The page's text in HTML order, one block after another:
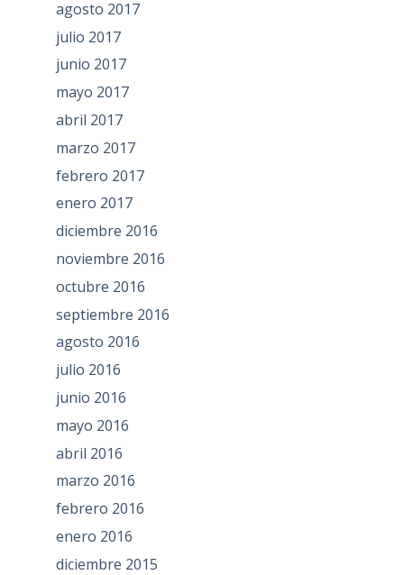
agosto 2017
julio 2017
junio 2017
mayo 2017
abril 2017
marzo 2017
febrero 2017
enero 2017
diciembre 2016
noviembre 2016
octubre 2016
septiembre 2016
agosto 2016
julio 2016
junio 2016
mayo 2016
abril 2016
marzo 2016
febrero 2016
enero 2016
diciembre 2015